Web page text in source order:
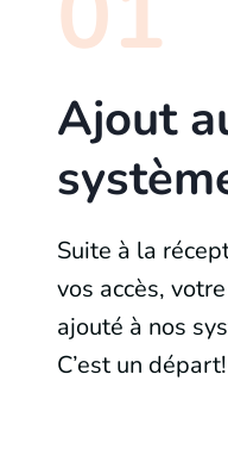
Ajout
Suite à la
vos accès,
ajouté à nos
C’est un départ!